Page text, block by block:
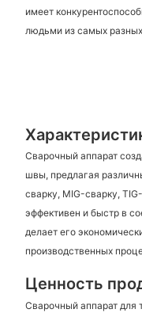
имеет
людьми из самых
Сварочный аппарат
швы, предлагая
сварку, MIG-сварку,
эффективен и быстр в
делает его
производственных
Ценность
Сварочный аппарат для